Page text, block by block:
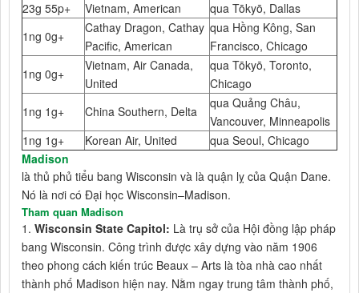
23g 55p+
Vietnam, American
qua Tōkyō, Dallas
1ng 0g+
Cathay Dragon, Cathay
Pacific, American
qua Hồng Kông, San
Francisco, Chicago
1ng 0g+
Vietnam, Air Canada,
United
qua Tōkyō, Toronto,
Chicago
1ng 1g+
China Southern, Delta
qua Quảng Châu,
Vancouver, Minneapolis
1ng 1g+
Korean Air, United
qua Seoul, Chicago
Madison
là thủ phủ tiểu bang Wisconsin và là quận lỵ của Quận Dane.
Nó là nơi có Đại học Wisconsin–Madison.
Tham quan Madison
1. Wisconsin State Capitol: Là trụ sở của Hội đồng lập pháp
bang Wisconsin. Công trình được xây dựng vào năm 1906
theo phong cách kiến trúc Beaux – Arts là tòa nhà cao nhất
thành phố Madison hiện nay. Nằm ngay trung tâm thành phố,